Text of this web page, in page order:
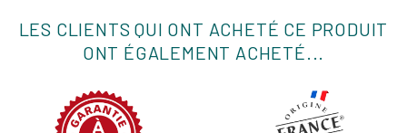
LES CLIENTS QUI ONT ACHETÉ CE PRODUIT
ONT ÉGALEMENT ACHETÉ...